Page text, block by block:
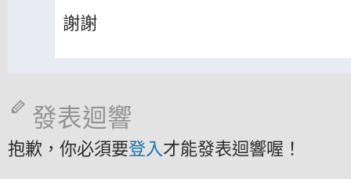
謝謝
發表迴響
抱歉，你必須要登入才能發表迴響喔！